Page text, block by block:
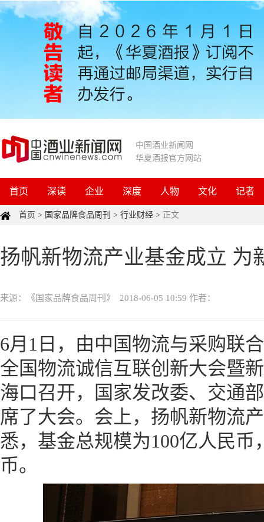
中国酒业新闻网
华夏酒报官方网站
首页 深读 企业 深度 人物 文化 记者
首页 > 国家品牌食品周刊 > 行业财经 > 正文
扬帆新物流产业基金成立 为
来源：《国家品牌食品周刊》 2018-06-05 10:59 作者：
6月1日，由中国物流与采购联
全国物流诚信互联创新大会暨
海口召开，国家发改委、交通
席了大会。会上，扬帆新物流
悉，基金总规模为100亿人民币
币。